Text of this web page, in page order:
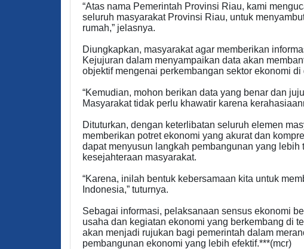
“Atas nama Pemerintah Provinsi Riau, kami
seluruh masyarakat Provinsi Riau, untuk
rumah,” jelasnya.
Diungkapkan, masyarakat agar memberikan
Kejujuran dalam menyampaikan data akan
objektif mengenai perkembangan sektor ekonomi di
“Kemudian, mohon berikan data yang benar dan
Masyarakat tidak perlu khawatir karena
Dituturkan, dengan keterlibatan seluruh elemen
memberikan potret ekonomi yang akurat dan
dapat menyusun langkah pembangunan yang lebih
kesejahteraan masyarakat.
“Karena, inilah bentuk kebersamaan kita untuk
Indonesia,” tuturnya.
Sebagai informasi, pelaksanaan sensus ekonomi
usaha dan kegiatan ekonomi yang berkembang di
akan menjadi rujukan bagi pemerintah dalam
pembangunan ekonomi yang lebih efektif.***(mcr)